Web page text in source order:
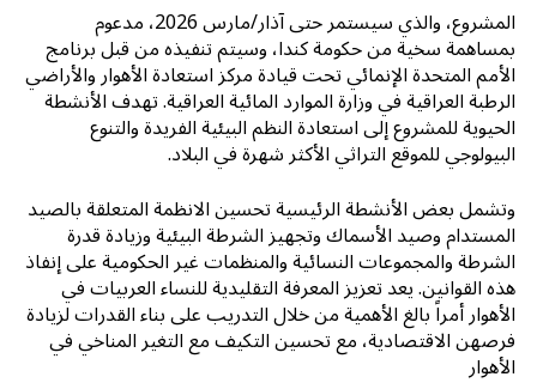
المشروع، والذي سيستمر حتى آذار/مارس 2026، مدعوم
بمساهمة سخية من حكومة كندا، وسيتم تنفيذه من قبل برنامج
الأمم المتحدة الإنمائي تحت قيادة مركز استعادة الأهوار والأراضي
الرطبة العراقية في وزارة الموارد المائية العراقية. تهدف الأنشطة
الحيوية للمشروع إلى استعادة النظم البيئية الفريدة والتنوع
البيولوجي للموقع التراثي الأكثر شهرة في البلاد.
وتشمل بعض الأنشطة الرئيسية تحسين الانظمة المتعلقة بالصيد
المستدام وصيد الأسماك وتجهيز الشرطة البيئية وزيادة قدرة
الشرطة والمجموعات النسائية والمنظمات غير الحكومية على إنفاذ
هذه القوانين. يعد تعزيز المعرفة التقليدية للنساء العربيات في
الأهوار أمراً بالغ الأهمية من خلال التدريب على بناء القدرات لزيادة
فرصهن الاقتصادية، مع تحسين التكيف مع التغير المناخي في
الأهوار